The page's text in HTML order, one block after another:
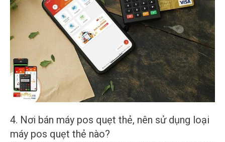
4. Nơi bán máy pos quẹt thẻ, nên sử dụng loại
máy pos quẹt thẻ nào?